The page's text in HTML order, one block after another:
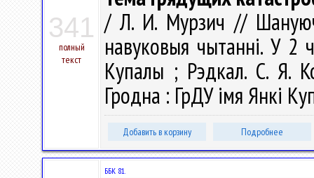
341
полный
текст
/ Л. И. Мурзич //
навуковыя чытаннi. У 2
Купалы ; Рэдкал. С. Я.
Гродна : ГрДУ імя Янкі
Добавить в корзину Подробнее
ББК 81.